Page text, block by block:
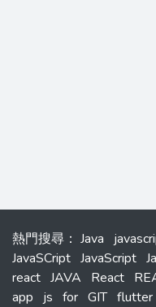
熱門搜尋 ： Java
JavaSCript JavaScript
react JAVA React
app
js for GIT flutter